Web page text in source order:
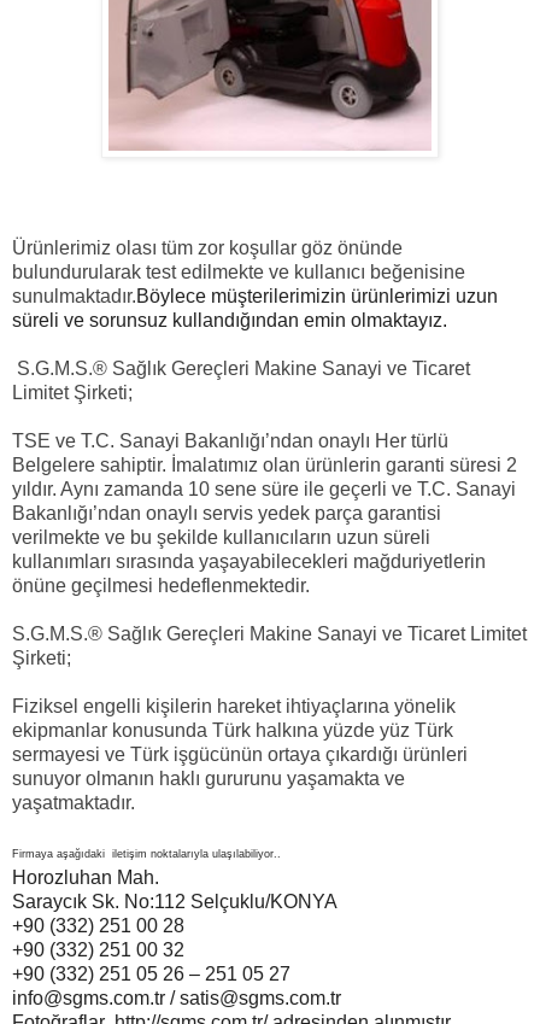
Ürünlerimiz olası tüm zor koşullar göz önünde
bulundurularak test edilmekte ve kullanıcı beğenisine
sunulmaktadır.Böylece müşterilerimizin ürünlerimizi uzun
süreli ve sorunsuz kullandığından emin olmaktayız.
S.G.M.S.® Sağlık Gereçleri Makine Sanayi ve Ticaret
Limitet Şirketi;
TSE ve T.C. Sanayi Bakanlığı’ndan onaylı Her türlü
Belgelere sahiptir. İmalatımız olan ürünlerin garanti süresi 2
yıldır. Aynı zamanda 10 sene süre ile geçerli ve T.C. Sanayi
Bakanlığı’ndan onaylı servis yedek parça garantisi
verilmekte ve bu şekilde kullanıcıların uzun süreli
kullanımları sırasında yaşayabilecekleri mağduriyetlerin
önüne geçilmesi hedeflenmektedir.
S.G.M.S.® Sağlık Gereçleri Makine Sanayi ve Ticaret Limitet
Şirketi;
Fiziksel engelli kişilerin hareket ihtiyaçlarına yönelik
ekipmanlar konusunda Türk halkına yüzde yüz Türk
sermayesi ve Türk işgücünün ortaya çıkardığı ürünleri
sunuyor olmanın haklı gururunu yaşamakta ve
yaşatmaktadır.
Firmaya aşağıdaki iletişim noktalarıyla ulaşılabiliyor..
Horozluhan Mah.
Saraycık Sk. No:112 Selçuklu/KONYA
+90 (332) 251 00 28
+90 (332) 251 00 32
+90 (332) 251 05 26 – 251 05 27
info@sgms.com.tr / satis@sgms.com.tr